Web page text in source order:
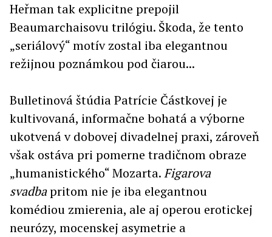
Heřman tak explicitne prepojil
Beaumarchaisovu trilógiu. Škoda, že tento
„seriálový“ motív zostal iba elegantnou
režijnou poznámkou pod čiarou...
Bulletinová štúdia Patrície Částkovej je
kultivovaná, informačne bohatá a výborne
ukotvená v dobovej divadelnej praxi, zároveň
však ostáva pri pomerne tradičnom obraze
„humanistického“ Mozarta.Figarova
svadbapritom nie je iba elegantnou
komédiou zmierenia, ale aj operou erotickej
neurózy, mocenskej asymetrie a